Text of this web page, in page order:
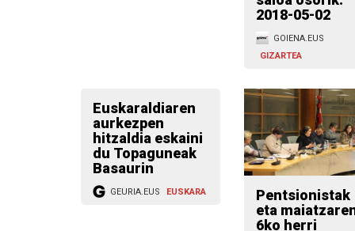
2018-05-02
GOIENA.EUS
GIZARTEA
Euskaraldiaren
aurkezpen
hitzaldia eskaini
du Topaguneak
Basaurin
GEURIA.EUS EUSKARA
Pentsionistak
eta
6ko herri